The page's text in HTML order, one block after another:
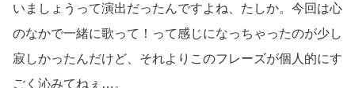
いましょうって演出だったんですよね、たしか。今回は心
のなかで一緒に歌って！って感じになっちゃったのが少し
寂しかったんだけど、それよりこのフレーズが個人的にす
ごく沁みてねぇ…。